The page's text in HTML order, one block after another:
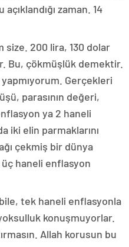
zaman. 14
size. 200 lira, 130 dolar
Bu, çökmüşlük demektir.
Gerçekleri
parasının değeri,
ya 2 haneli
iki elin parmaklarını
çekmiş bir dünya
haneli enflasyon
tek haneli enflasyonla
konuşmuyorlar.
Allah korusun bu